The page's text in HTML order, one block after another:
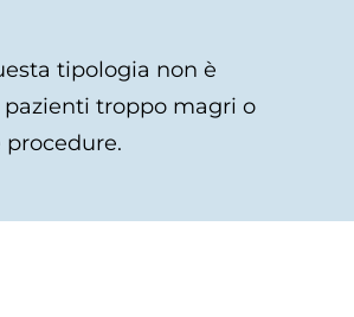
tipologia non è
troppo magri o